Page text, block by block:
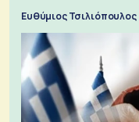
Ευθύμιος Τσιλιόπουλος